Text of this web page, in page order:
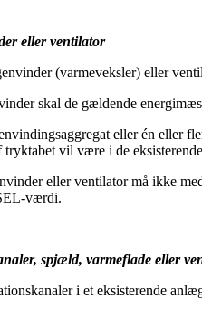
eller ventilator
(varmeveksler) eller
skal de gældende
eller én eller
vil være i de
eller ventilator må ikke
værdi.
spjæld, varmeflade eller
i et eksisterende